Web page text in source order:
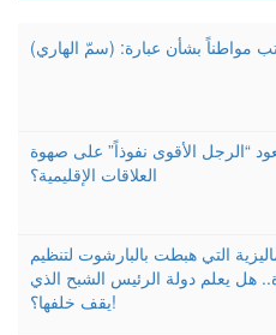
مواطناً بشأن عبارة: (سمّ الهاري)
“الرجل الأقوى نفوذاً” على صهوة
العلاقات الإقليمية؟
التي هبطت بالبارشوت لتنظيم
هل يعلم دولة الرئيس الشبح الذي
يقف خلفها؟!